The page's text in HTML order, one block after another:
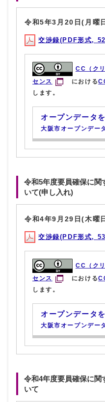
令和5年3月20日(月曜
交渉録(PDF形式,
CC（ク
センス
における
します。
オープンデータ
大阪市オープンデー
令和5年度要員確保に関
いて(申し入れ)
令和4年9月29日(木曜
交渉録(PDF形式,
CC（ク
センス
における
します。
オープンデータ
大阪市オープンデー
令和4年度要員確保に関
いて